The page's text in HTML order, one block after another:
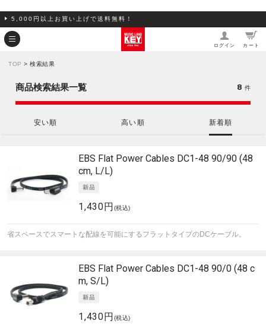
5,000円以上お買い上げで送料無料！
ログイン カート
TOP > 検索結果
安い順 高い順 新着順
商品検索結果一覧 8 件
EBS Flat Power Cables DC1-48 90/90 (48
cm, L/L)
1,430円 (税込)
省スペースでスマートな配線を可能にするフラットタイプのDCケーブル。
EBS Flat Power Cables DC1-48 90/0 (48 c
m, S/L)
1,430円 (税込)